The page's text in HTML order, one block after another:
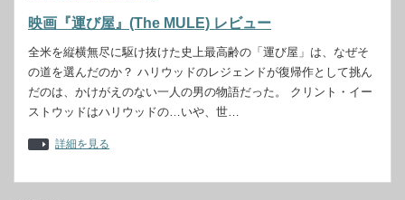
映画『運び屋』(The MULE) レビュー
全米を縦横無尽に駆け抜けた史上最高齢の「運び屋」は、なぜそ
の道を選んだのか？ ハリウッドのレジェンドが復帰作として挑ん
だのは、かけがえのない一人の男の物語だった。 クリント・イー
ストウッドはハリウッドの…いや、世…
詳細を見る